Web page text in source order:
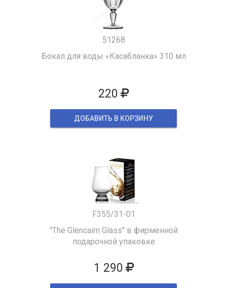
51268
Бокал для воды «Касабланка» 310 мл
220
ДОБАВИТЬ В КОРЗИНУ
F355/31-01
"The Glencairn Glass" в фирменной
подарочной упаковке
1 290